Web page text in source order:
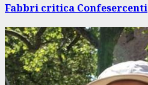
Fabbri critica Confesercenti